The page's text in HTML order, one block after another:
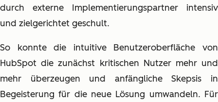
durch externe Implementierungspartner intensiv
und zielgerichtet geschult.
So konnte die intuitive Benutzeroberfläche von
HubSpot die zunächst kritischen Nutzer mehr und
mehr überzeugen und anfängliche Skepsis in
Begeisterung für die neue Lösung umwandeln. Für